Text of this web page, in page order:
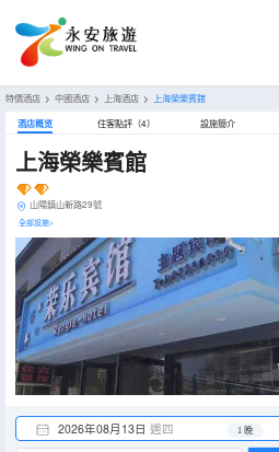
特價酒店 > 中國酒店 > 上海酒店 > 上海榮樂賓館
酒店概览 住客點評（4） 設施簡介
上海榮樂賓館
山陽鎮山新路29號
全部設施>
2026年08月13日 週四 1 晚